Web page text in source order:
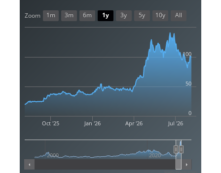
Oct '25 Jan '26 Apr '26 Jul '26
2000 2020
0
50
100
Zoom 1m 3m 6m 1y 3y 5y 10y All